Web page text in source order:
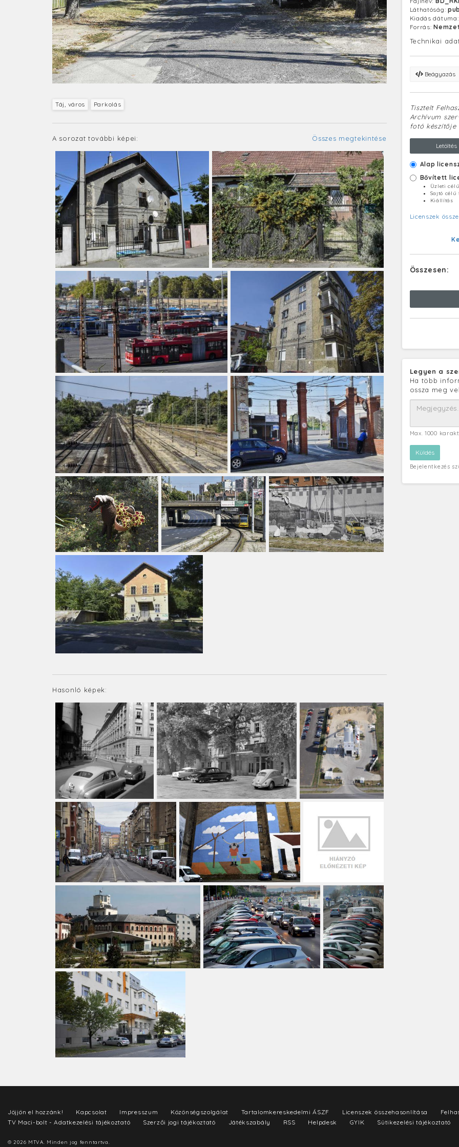
Táj, város Parkolás
A sorozat további képei: Összes megtekintése
Hasonló képek:
használt
szobás
és
elérhető
Láthatóság:
Kiadás dátuma:
Forrás:
Technikai
Beágyazás
Tisztelt
Archívum
fotó készítője
Letöltés
Alap
Bővített
Üzleti
Sajtó
Kiállítás
Licenszek
Összesen:
Legyen a
Ha több
ossza meg
Max. 1000
Bejelentkezés
Jöjjön el hozzánk! Kapcsolat Impresszum Közönségszolgálat Tartalomkereskedelmi ÁSZF Licenszek összehasonlítása
TV Maci-bolt - Adatkezelési tájékoztató
Szerzői jogi tájékoztató Játékszabály RSS Helpdesk GYIK Sütikezelési tájékoztató
© 2026 MTVA. Minden jog fenntartva.